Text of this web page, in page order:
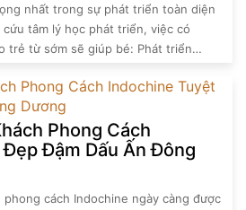
nhất trong sự phát triển toàn diện
tâm lý học phát triển, việc có
trẻ từ sớm sẽ giúp bé: Phát triển…
Phong Cách
Đậm Dấu Ấn Đông
cách Indochine ngày càng được